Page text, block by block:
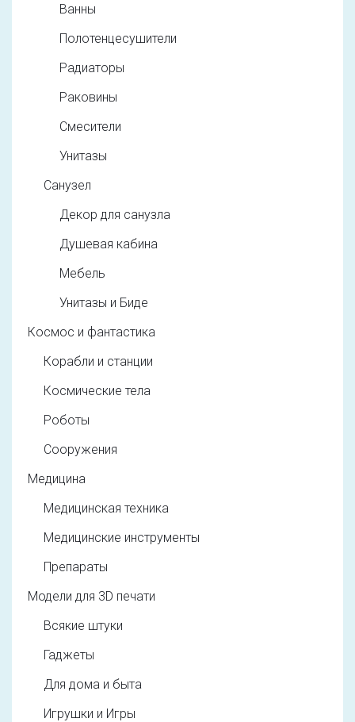
Ванны
Полотенцесушители
Радиаторы
Раковины
Смесители
Унитазы
Санузел
Декор для санузла
Душевая кабина
Мебель
Унитазы и Биде
Космос и фантастика
Корабли и станции
Космические тела
Роботы
Сооружения
Медицина
Медицинская техника
Медицинские инструменты
Препараты
Модели для 3D печати
Всякие штуки
Гаджеты
Для дома и быта
Игрушки и Игры